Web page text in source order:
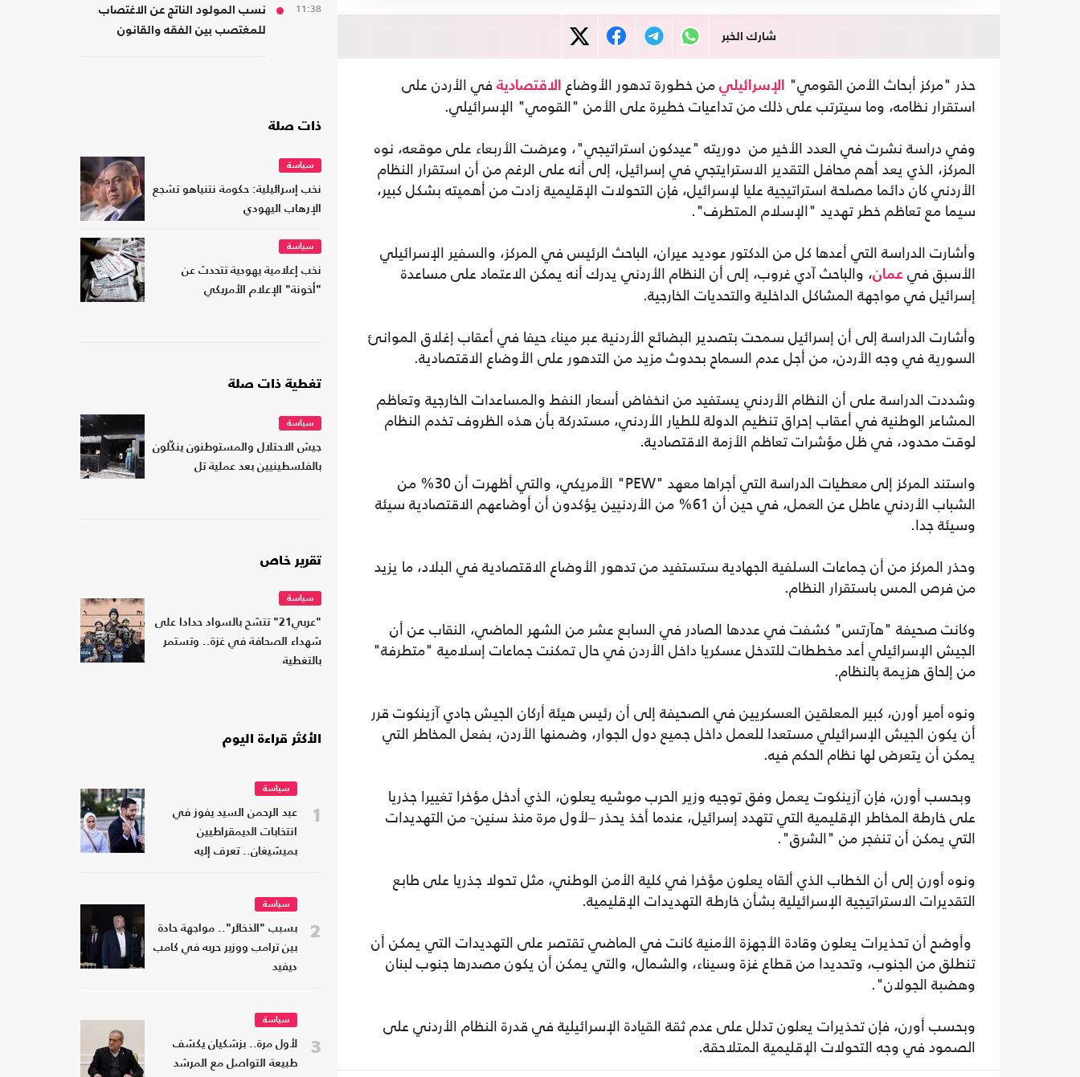
شارك الخبر
حذر "مركز أبحاث الأمن القومي" الإسرائيلي من خطورة تدهور الأوضاع الاقتصادية في الأردن على
استقرار نظامه، وما سيترتب على ذلك من تداعيات خطيرة على الأمن "القومي" الإسرائيلي.
وفي دراسة نشرت في العدد الأخير من دوريته "عيدكون استراتيجي"، وعرضت الأربعاء على موقعه، نوه
المركز، الذي يعد أهم محافل التقدير الاسترايتجي في إسرائيل، إلى أنه على الرغم من أن استقرار النظام
الأردني كان دائما مصلحة استراتيجية عليا لإسرائيل، فإن التحولات الإقليمية زادت من أهميته بشكل كبير،
سيما مع تعاظم خطر تهديد "الإسلام المتطرف".
وأشارت الدراسة التي أعدها كل من الدكتور عوديد عيران، الباحث الرئيس في المركز، والسفير الإسرائيلي
الأسبق في عمان، والباحث آدي غروب، إلى أن النظام الأردني يدرك أنه يمكن الاعتماد على مساعدة
إسرائيل في مواجهة المشاكل الداخلية والتحديات الخارجية.
وأشارت الدراسة إلى أن إسرائيل سمحت بتصدير البضائع الأردنية عبر ميناء حيفا في أعقاب إغلاق الموانئ
السورية في وجه الأردن، من أجل عدم السماح بحدوث مزيد من التدهور على الأوضاع الاقتصادية.
وشددت الدراسة على أن النظام الأردني يستفيد من انخفاض أسعار النفط والمساعدات الخارجية وتعاظم
المشاعر الوطنية في أعقاب إحراق تنظيم الدولة للطيار الأردني، مستدركة بأن هذه الظروف تخدم النظام
لوقت محدود، في ظل مؤشرات تعاظم الأزمة الاقتصادية.
واستند المركز إلى معطيات الدراسة التي أجراها معهد "PEW" الأمريكي، والتي أظهرت أن 30% من
الشباب الأردني عاطل عن العمل، في حين أن 61% من الأردنيين يؤكدون أن أوضاعهم الاقتصادية سيئة
وسيئة جدا.
وحذر المركز من أن جماعات السلفية الجهادية ستستفيد من تدهور الأوضاع الاقتصادية في البلاد، ما يزيد
من فرص المس باستقرار النظام.
وكانت صحيفة "هآرتس" كشفت في عددها الصادر في السابع عشر من الشهر الماضي، النقاب عن أن
الجيش الإسرائيلي أعد مخططات للتدخل عسكريا داخل الأردن في حال تمكنت جماعات إسلامية "متطرفة"
من إلحاق هزيمة بالنظام.
ونوه أمير أورن، كبير المعلقين العسكريين في الصحيفة إلى أن رئيس هيئة أركان الجيش جادي آزينكوت قرر
أن يكون الجيش الإسرائيلي مستعدا للعمل داخل جميع دول الجوار، وضمنها الأردن، بفعل المخاطر التي
يمكن أن يتعرض لها نظام الحكم فيه.
وبحسب أورن، فإن آزينكوت يعمل وفق توجيه وزير الحرب موشيه يعلون، الذي أدخل مؤخرا تغييرا جذريا
على خارطة المخاطر الإقليمية التي تتهدد إسرائيل، عندما أخذ يحذر –لأول مرة منذ سنين- من التهديدات
التي يمكن أن تنفجر من "الشرق".
ونوه أورن إلى أن الخطاب الذي ألقاه يعلون مؤخرا في كلية الأمن الوطني، مثل تحولا جذريا على طابع
التقديرات الاستراتيجية الإسرائيلية بشأن خارطة التهديدات الإقليمية.
وأوضح أن تحذيرات يعلون وقادة الأجهزة الأمنية كانت في الماضي تقتصر على التهديدات التي يمكن أن
تنطلق من الجنوب، وتحديدا من قطاع غزة وسيناء، والشمال، والتي يمكن أن يكون مصدرها جنوب لبنان
وهضبة الجولان".
وبحسب أورن، فإن تحذيرات يعلون تدلل على عدم ثقة القيادة الإسرائيلية في قدرة النظام الأردني على
الصمود في وجه التحولات الإقليمية المتلاحقة.
11:38
نسب المولود الناتج عن الاغتصاب
للمغتصب بين الفقه والقانون
ذات صلة
سياسة
نخب إسرائيلية: حكومة نتنياهو تشجع
الإرهاب اليهودي
سياسة
نخب إعلامية يهودية تتحدث عن
"أخونة" الإعلام الأمريكي
تغطية ذات صلة
سياسة
جيش الاحتلال والمستوطنون ينكّلون
بالفلسطينيين بعد عملية تل
تقرير خاص
سياسة
"عربي21" تتشح بالسواد حدادا على
شهداء الصحافة في غزة.. وتستمر
بالتغطية
الأكثر قراءة اليوم
1
سياسة
عبد الرحمن السيد يفوز في
انتخابات الديمقراطيين
بميشيغان.. تعرف إليه
2
سياسة
بسبب "الذخائر".. مواجهة حادة
بين ترامب ووزير حربه في كامب
ديفيد
3
سياسة
لأول مرة.. بزشكيان يكشف
طبيعة التواصل مع المرشد